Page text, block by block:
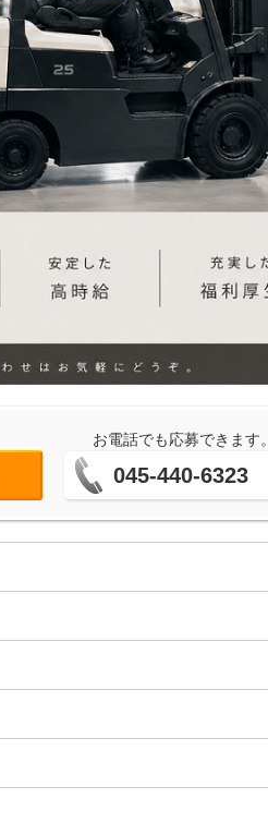
お電話でも応募できます
045-440-6323